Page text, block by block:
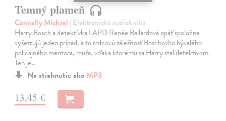
Temný plameň
Connelly Michael | Elektronická audiokniha
Harry Bosch a detektívka LAPD Renée Ballardová opäť spoločne
vyšetrujú jeden prípad, a to srdcovú záležitosť Boschovho bývalého
policajného mentora, muža, vďaka ktorému sa Harry stal detektívom.
Ten je…
Na stiahnutie ako MP3
13,45 €